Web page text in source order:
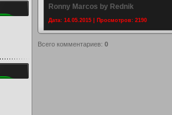
Ronny Marcos by Rednik
Дата: 14.05.2015 | Просмотров: 2190
Всего комментариев: 0